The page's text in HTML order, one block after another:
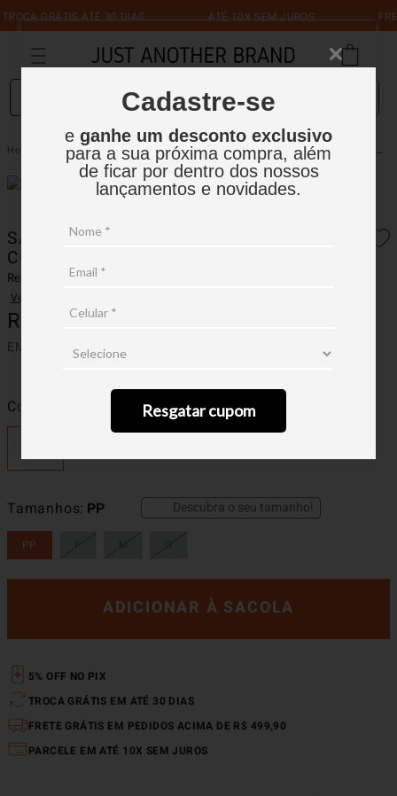
Cadastre-se
e ganhe um desconto exclusivo
para a sua próxima compra, além
de ficar por dentro dos nossos
lançamentos e novidades.
Resgatar cupom
GRÁTIS ATÉ 30 DIAS ATÉ 10X SEM JUROS
O que você está procurando?
Feminino Saia Saia Midi Em Tecido Tecnologico Com Ziper Frontal
SAIA MIDI EM TECIDO TECNOLOGICO
COM ZIPER FRONTAL
Ref.: 15FSA006
Ver avaliações
R$ 649,90
EM ATÉ R$ 108
Tamanhos PP
PP
Descubra o seu tamanho!
Cor
ADICIONAR À SACOLA
5% OFF NO PIX
TROCA GRÁTIS EM ATÉ 30 DIAS
FRETE GRÁTIS EM PEDIDOS ACIMA DE R$ 499,90
PARCELE EM ATÉ 10X SEM JUROS